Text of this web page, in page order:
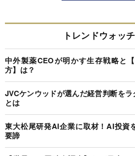
トレンドウォッチ
中外製薬CEOが明かす生存戦略と
方】は？
JVCケンウッドが選んだ経営判断を
とは
東大松尾研発AI企業に取材！AI投資
要諦